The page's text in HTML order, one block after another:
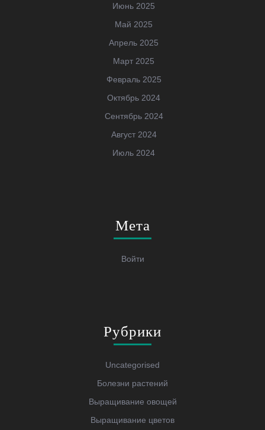
Июнь 2025
Май 2025
Апрель 2025
Март 2025
Февраль 2025
Октябрь 2024
Сентябрь 2024
Август 2024
Июль 2024
Мета
Войти
Рубрики
Uncategorised
Болезни растений
Выращивание овощей
Выращивание цветов